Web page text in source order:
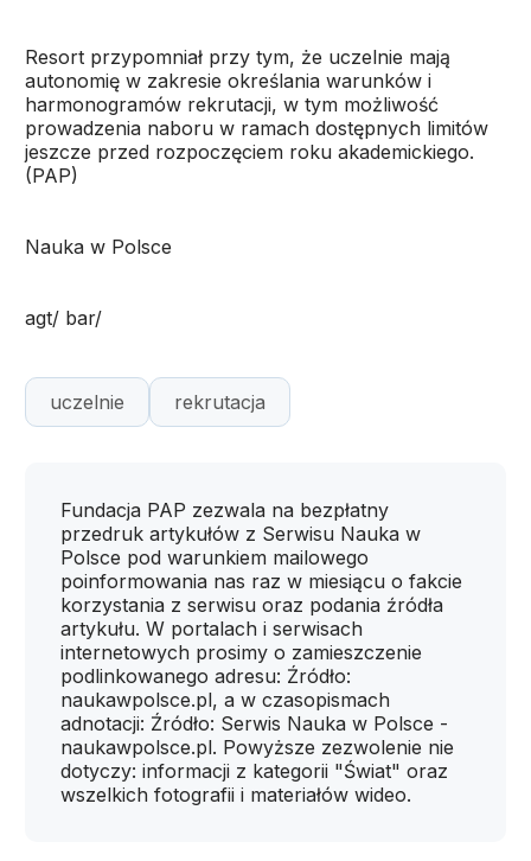
Resort przypomniał przy tym, że uczelnie mają
autonomię w zakresie określania warunków i
harmonogramów rekrutacji, w tym możliwość
prowadzenia naboru w ramach dostępnych limitów
jeszcze przed rozpoczęciem roku akademickiego.
(PAP)
Nauka w Polsce
agt/ bar/
uczelnie rekrutacja
Fundacja PAP zezwala na bezpłatny
przedruk artykułów z Serwisu Nauka w
Polsce pod warunkiem mailowego
poinformowania nas raz w miesiącu o fakcie
korzystania z serwisu oraz podania źródła
artykułu. W portalach i serwisach
internetowych prosimy o zamieszczenie
podlinkowanego adresu: Źródło:
naukawpolsce.pl, a w czasopismach
adnotacji: Źródło: Serwis Nauka w Polsce -
naukawpolsce.pl. Powyższe zezwolenie nie
dotyczy: informacji z kategorii "Świat" oraz
wszelkich fotografii i materiałów wideo.